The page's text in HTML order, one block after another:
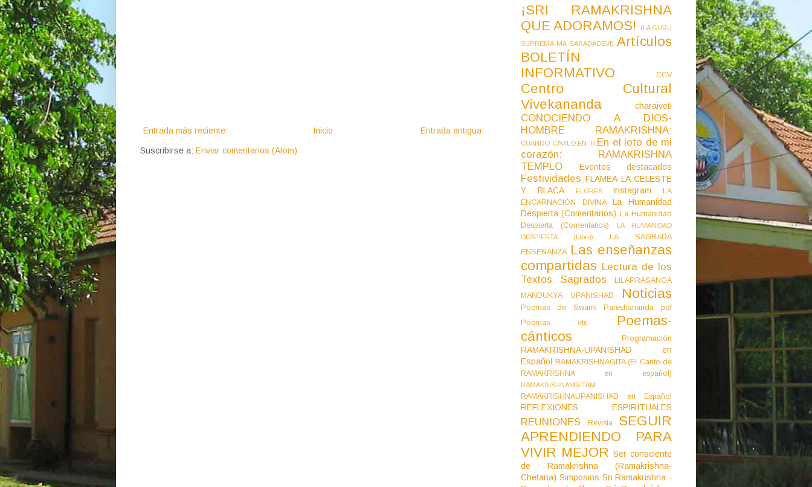
Entrada más reciente Entrada antigua
Inicio
Suscribirse a: Enviar comentarios (Atom)
¡SRI RAMAKRISHNA
QUE ADORAMOS!
(LA GURU
SUPREMA MA SARADADEVI) Artículos
BOLETÍN
INFORMATIVO
CCV
Centro Cultural
Vivekananda
charaiveti
CONOCIENDO A DIOS-
HOMBRE RAMAKRISHNA:
CUANDO CAVILO EN TI En el loto de mi
corazón: RAMAKRISHNA
TEMPLO
Eventos destacados
Festividades FLAMEA LA CELESTE
Y BLACA
FLORES Instagram
LA
ENCARNACIÓN DIVINA
La Humanidad
Despierta (Comentarios)
La Humanidad
Despierta (Comentatios)
LA HUMANIDAD
DESPIERTA (Libro)
LA SAGRADA
ENSEÑANZA Las enseñanzas
compartidas Lectura de los
Textos Sagrados
LILAPRASANGA
MANDUKYA UPANISHAD
Noticias
Poemas de Swami Pareshananda pdf
Poemas etc.
Poemas-
cánticos
Programación
RAMAKRISHNA-UPANISHAD en
Español
RAMAKRISHNAGITA (El Canto de
RAMAKRISHNA en español)
RAMAKRISHNAMRITAM
RAMAKRISHNAUPANISHAD en Español
REFLEXIONES ESPIRITUALES
REUNIONES Revista
SEGUIR
APRENDIENDO PARA
VIVIR MEJOR Ser consciente
de Ramakrishna (Ramakrishna-
Chetana) Simposios Sri Ramakrishna -